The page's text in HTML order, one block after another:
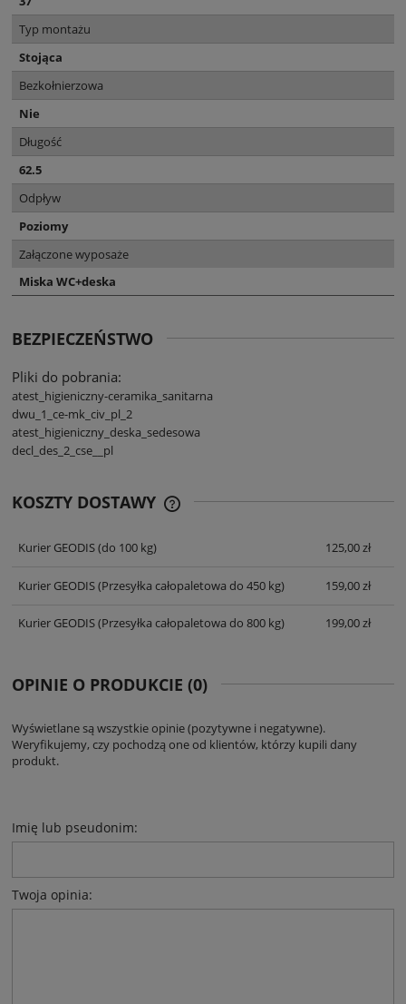
Typ montażu
Stojąca
Bezkołnierzowa
Nie
Długość
62.5
Odpływ
Poziomy
Załączone wyposaże
Miska WC+deska
BEZPIECZEŃSTWO
Pliki do pobrania:
atest_higieniczny-ceramika_sanitarna
dwu_1_ce-mk_civ_pl_2
atest_higieniczny_deska_sedesowa
decl_des_2_cse__pl
KOSZTY DOSTAWY
Kurier GEODIS(do 100 kg) 125,00 zł
Kurier GEODIS(Przesyłka całopaletowa do 450 kg) 159,00 zł
Kurier GEODIS(Przesyłka całopaletowa do 800 kg) 199,00 zł
OPINIE O PRODUKCIE (0)
Wyświetlane są wszystkie opinie (pozytywne i negatywne).
Weryfikujemy, czy pochodzą one od klientów, którzy kupili dany
produkt.
Imię lub pseudonim:
Twoja opinia: